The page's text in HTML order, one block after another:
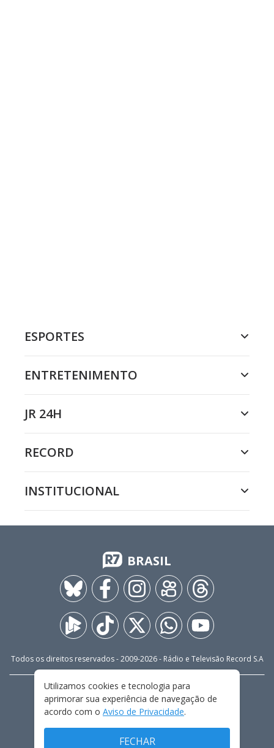
ESPORTES
ENTRETENIMENTO
JR 24H
RECORD
INSTITUCIONAL
BRASIL
Todos os direitos reservados - 2009-2026- Rádio e Televisão Record S.A
FALE CONOSCO
PRIVACIDADE
TERMOS E CONDIÇÕES DE USO
Utilizamos cookies e tecnologia para
aprimorar sua experiência de navegação de
acordo com o Aviso de Privacidade.
FECHAR